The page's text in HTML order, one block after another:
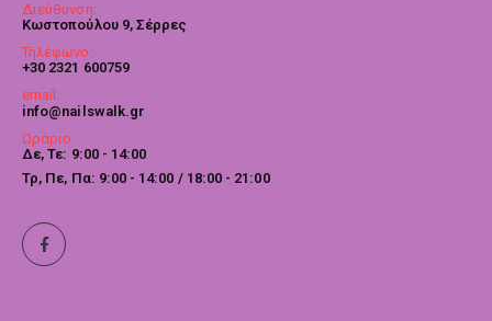
Διεύθυνση:
Κωστοπούλου 9, Σέρρες
Τηλέφωνο:
+30 2321 600759
email:
info@nailswalk.gr
Ωράριο:
Δε, Τε: 9:00 - 14:00
Τρ, Πε, Πα: 9:00 - 14:00 / 18:00 - 21:00